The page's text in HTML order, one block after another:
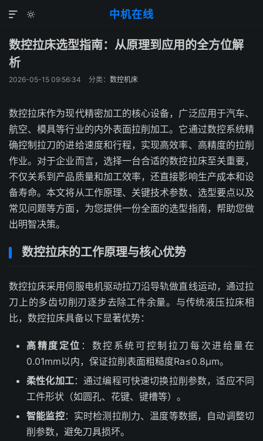
中机在线


数控拉床选型指南：从原理到应用的全方位解
析
2026-05-15 09:56:34 分类： 数控机床
数控拉床作为现代精密加工的核心设备，广泛应用于汽车、
航空、模具等行业的内外表面拉削加工。它通过数控系统精
确控制拉刀的进给速度和行程，实现高效率、高精度的拉削
作业。对于企业而言，选择一台合适的数控拉床至关重要，
不仅关系到产品质量和加工效率，还直接影响生产成本和设
备寿命。本文将从工作原理、关键技术参数、选型要点以及
常见问题等方面，为您提供一份全面的选型指南，帮助您做
出明智决策。
数控拉床的工作原理与核心优势
数控拉床采用伺服电机驱动拉刀沿导轨做直线运动，通过拉
刀上的多齿切削刃逐步去除工件余量。与传统液压拉床相
比，数控拉床具备以下显著优势：
高精度定位 ：数控系统可控制拉刀每次进给量在
0.01mm以内，保证拉削表面粗糙度Ra≤0.8μm。
柔性化加工：通过编程可快速切换拉削参数，适应不同
工件形状（如圆孔、花键、键槽等）。
智能监控：实时检测拉削力、温度等数据，自动调整切
削参数，避免刀具损坏。